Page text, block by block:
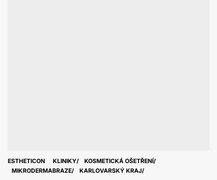
ESTHETICON KLINIKY
KOSMETICKÁ OŠETŘENÍ
MIKRODERMABRAZE
KARLOVARSKÝ KRAJ